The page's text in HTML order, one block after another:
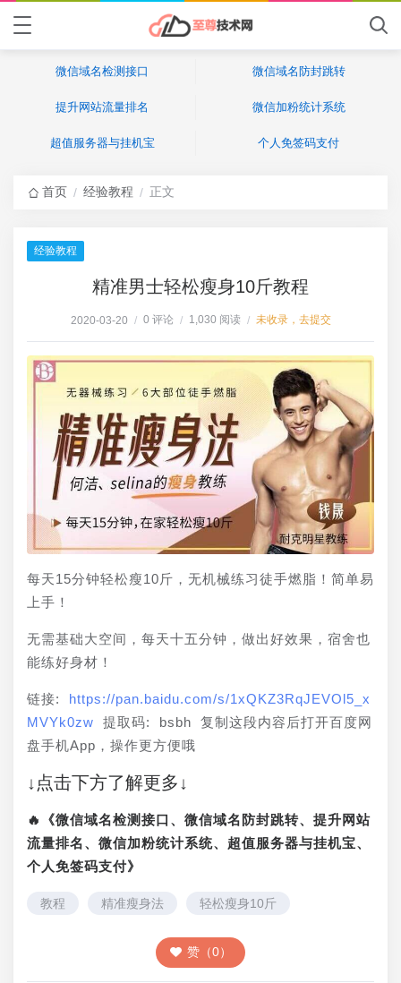
微信域名检测接口 微信域名防封跳转
提升网站流量排名 微信加粉统计系统
超值服务器与挂机宝 个人免签码支付
首页 / 经验教程 / 正文
经验教程
精准男士轻松瘦身10斤教程
2020-03-20 / 0 评论 / 1,030 阅读 / 未收录，去提交
每天15分钟轻松瘦10斤，无机械练习徒手燃脂！简单易
上手！
无需基础大空间，每天十五分钟，做出好效果，宿舍也
能练好身材！
链接: https://pan.baidu.com/s/1xQKZ3RqJEVOl5_x
MVYk0zw 提取码: bsbh 复制这段内容后打开百度网
盘手机App，操作更方便哦
↓点击下方了解更多↓
🔥《微信域名检测接口、微信域名防封跳转、提升网站
流量排名、微信加粉统计系统、超值服务器与挂机宝、
个人免签码支付》
教程 精准瘦身法 轻松瘦身10斤
赞（0）